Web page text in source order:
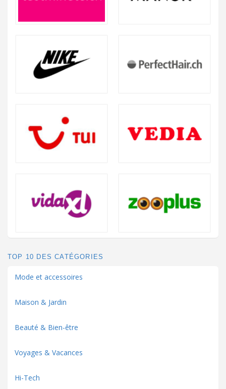
TOP 10 DES CATÉGORIES
Mode et accessoires
Maison & Jardin
Beauté & Bien-être
Voyages & Vacances
Hi-Tech